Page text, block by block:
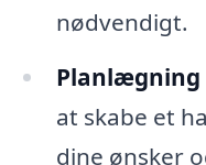
nødvendigt.
Planlægning
at skabe et
dine ønsker